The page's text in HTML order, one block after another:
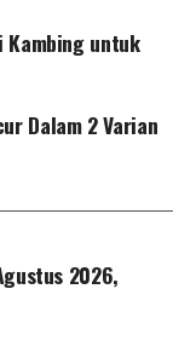
Kambing untuk
Dalam 2 Varian
2026,